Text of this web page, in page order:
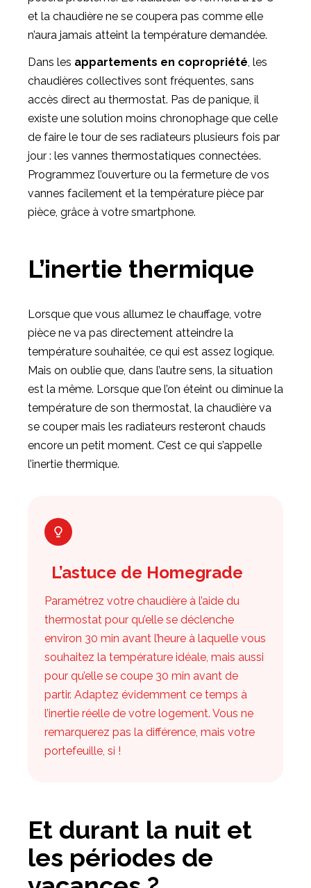
et la chaudière ne se coupera pas comme elle
n’aura jamais atteint la température demandée.
Dans les appartements en copropriété, les
chaudières collectives sont fréquentes, sans
accès direct au thermostat. Pas de panique, il
existe une solution moins chronophage que celle
de faire le tour de ses radiateurs plusieurs fois par
jour : les vannes thermostatiques connectées.
Programmez l’ouverture ou la fermeture de vos
vannes facilement et la température pièce par
pièce, grâce à votre smartphone.
L’inertie thermique
Lorsque que vous allumez le chauffage, votre
pièce ne va pas directement atteindre la
température souhaitée, ce qui est assez logique.
Mais on oublie que, dans l’autre sens, la situation
est la même. Lorsque que l’on éteint ou diminue la
température de son thermostat, la chaudière va
se couper mais les radiateurs resteront chauds
encore un petit moment. C’est ce qui s’appelle
l’inertie thermique.
L’astuce de Homegrade
Paramétrez votre chaudière à l’aide du
thermostat pour qu’elle se déclenche
environ 30 min avant l’heure à laquelle vous
souhaitez la température idéale, mais aussi
pour qu’elle se coupe 30 min avant de
partir. Adaptez évidemment ce temps à
l’inertie réelle de votre logement. Vous ne
remarquerez pas la différence, mais votre
portefeuille, si !
Et durant la nuit et
les périodes de